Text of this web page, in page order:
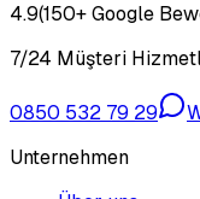
4.9(150+ Google
7/24 Müşteri
0850 532 79 29
Unternehmen